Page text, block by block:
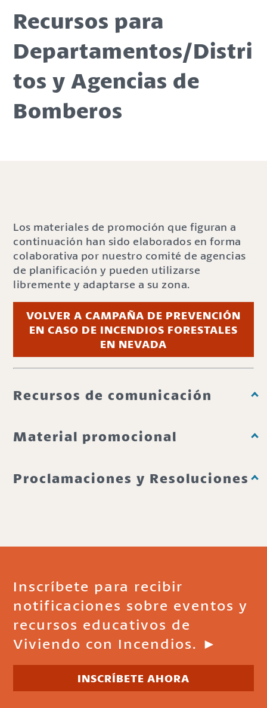
Recursos para
Departamentos/Distri
tos y Agencias de
Bomberos
Los materiales de promoción que figuran a
continuación han sido elaborados en forma
colaborativa por nuestro comité de agencias
de planificación y pueden utilizarse
libremente y adaptarse a su zona.
VOLVER A CAMPAÑA DE PREVENCIÓN
EN CASO DE INCENDIOS FORESTALES
EN NEVADA
Recursos de comunicación
Material promocional
Proclamaciones y Resoluciones
Inscríbete para recibir
notificaciones sobre eventos y
recursos educativos de
Viviendo con Incendios. ►
INSCRÍBETE AHORA